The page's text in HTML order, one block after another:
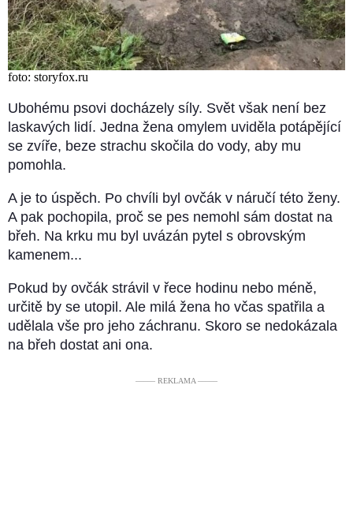
foto: storyfox.ru
Ubohému psovi docházely síly. Svět však není bez
laskavých lidí. Jedna žena omylem uviděla potápějící
se zvíře, beze strachu skočila do vody, aby mu
pomohla.
A je to úspěch. Po chvíli byl ovčák v náručí této ženy.
A pak pochopila, proč se pes nemohl sám dostat na
břeh. Na krku mu byl uvázán pytel s obrovským
kamenem...
Pokud by ovčák strávil v řece hodinu nebo méně,
určitě by se utopil. Ale milá žena ho včas spatřila a
udělala vše pro jeho záchranu. Skoro se nedokázala
na břeh dostat ani ona.
––––– REKLAMA –––––